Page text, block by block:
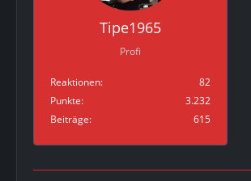
Tipe1965
Profi
Reaktionen
82
Punkte
3.232
Beiträge
615